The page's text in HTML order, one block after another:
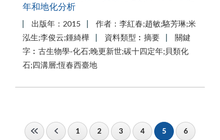
年和地化分析
出版年：2015
作者：李紅春;趙敏;駱芳琳;米
泓生;李俊云;鍾綺樺
資料類型︰摘要
關鍵
字︰古生物學-化石;晚更新世;碳十四定年;貝類化
石;四溝層;恆春西臺地
1 2 3 4 5 6